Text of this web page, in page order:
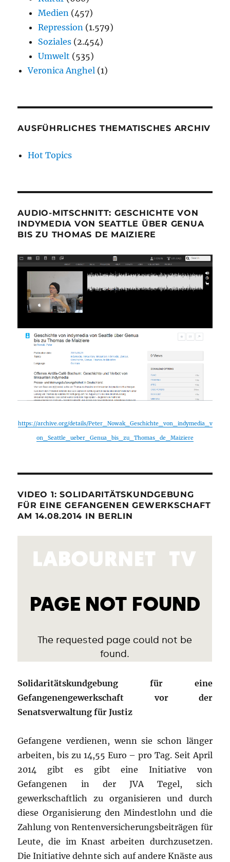
Medien (457)
Repression (1.579)
Soziales (2.454)
Umwelt (535)
Veronica Anghel (1)
AUSFÜHRLICHES THEMATISCHES ARCHIV
Hot Topics
AUDIO-MITSCHNITT: GESCHICHTE VON
INDYMEDIA VON SEATTLE ÜBER GENUA
BIS ZU THOMAS DE MAIZIERE
https://archive.org/details/Peter_Nowak_Geschichte_von_indymedia_v
on_Seattle_ueber_Genua_bis_zu_Thomas_de_Maiziere
VIDEO 1: SOLIDARITÄTSKUNDGEBUNG
FÜR EINE GEFANGENEN GEWERKSCHAFT
AM 14.08.2014 IN BERLIN
Solidaritätskundgebung für eine
Gefangenengewerkschaft vor der
Senatsverwaltung für Justiz
Gefangene verdienen, wenn sie schon länger
arbeiten, bis zu 14,55 Euro – pro Tag. Seit April
2014 gibt es gibt eine Initiative von
Gefangenen in der JVA Tegel, sich
gewerkschaftlich zu organisieren und durch
diese Organisierung den Mindestlohn und die
Zahlung von Rentenversicherungsbeiträgen für
Leute, die im Knast arbeiten durchzusetzen.
Die Initiative dehnte sich auf andere Knäste aus